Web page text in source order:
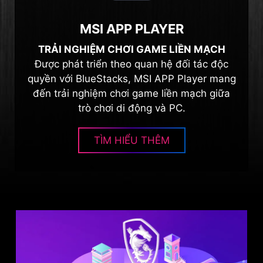
MSI APP PLAYER
TRẢI NGHIỆM CHƠI GAME LIỀN MẠCH
Được phát triển theo quan hệ đối tác độc
quyền với BlueStacks, MSI APP Player mang
đến trải nghiệm chơi game liền mạch giữa
trò chơi di động và PC.
TÌM HIỂU THÊM